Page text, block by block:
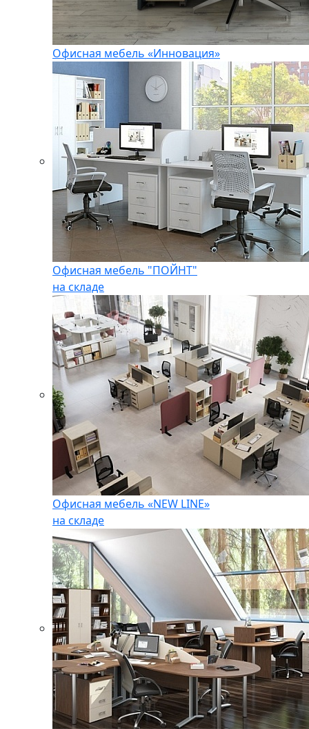
Офисная мебель «Инновация»
Офисная мебель "ПОЙНТ"
на складе
Офисная мебель «NEW LINE»
на складе